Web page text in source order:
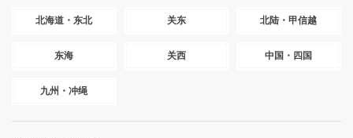
北海道・东北 关东 北陆・甲信越
东海 关西 中国・四国
九州・冲绳